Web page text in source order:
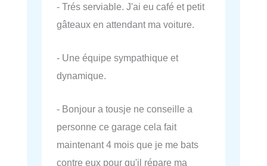
- Trés serviable. J'ai eu café et petit
gâteaux en attendant ma voiture.
- Une équipe sympathique et
dynamique.
- Bonjour a tousje ne conseille a
personne ce garage cela fait
maintenant 4 mois que je me bats
contre eux pour qu'il répare ma